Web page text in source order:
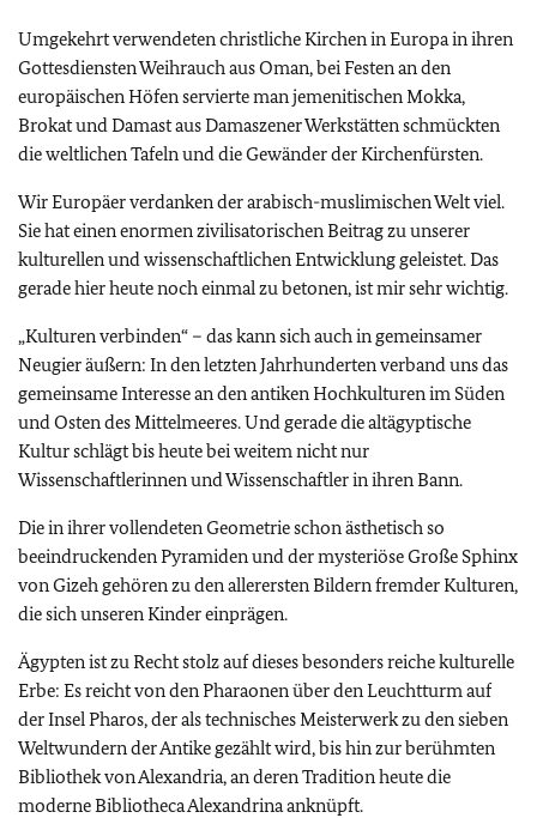
Umgekehrt verwendeten christliche Kirchen in Europa in ihren
Gottesdiensten Weihrauch aus Oman, bei Festen an den
europäischen Höfen servierte man jemenitischen Mokka,
Brokat und Damast aus Damaszener Werkstätten schmückten
die weltlichen Tafeln und die Gewänder der Kirchenfürsten.
Wir Europäer verdanken der arabisch-muslimischen Welt viel.
Sie hat einen enormen zivilisatorischen Beitrag zu unserer
kulturellen und wissenschaftlichen Entwicklung geleistet. Das
gerade hier heute noch einmal zu betonen, ist mir sehr wichtig.
„Kulturen verbinden“ – das kann sich auch in gemeinsamer
Neugier äußern: In den letzten Jahrhunderten verband uns das
gemeinsame Interesse an den antiken Hochkulturen im Süden
und Osten des Mittelmeeres. Und gerade die altägyptische
Kultur schlägt bis heute bei weitem nicht nur
Wissenschaftlerinnen und Wissenschaftler in ihren Bann.
Die in ihrer vollendeten Geometrie schon ästhetisch so
beeindruckenden Pyramiden und der mysteriöse Große Sphinx
von Gizeh gehören zu den allerersten Bildern fremder Kulturen,
die sich unseren Kinder einprägen.
Ägypten ist zu Recht stolz auf dieses besonders reiche kulturelle
Erbe: Es reicht von den Pharaonen über den Leuchtturm auf
der Insel Pharos, der als technisches Meisterwerk zu den sieben
Weltwundern der Antike gezählt wird, bis hin zur berühmten
Bibliothek von Alexandria, an deren Tradition heute die
moderne Bibliotheca Alexandrina anknüpft.